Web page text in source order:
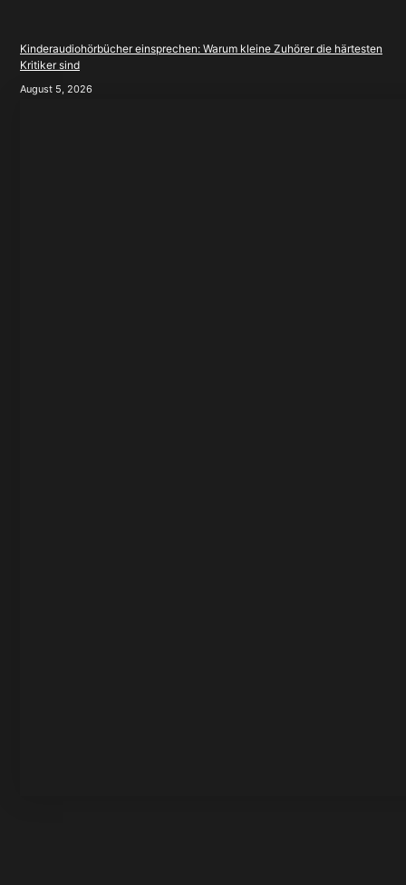
Kinderaudiohörbücher einsprechen: Warum kleine Zuhörer die härtesten
Kritiker sind
August 5, 2026